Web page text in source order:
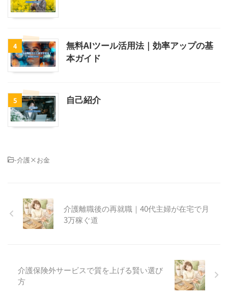
4
無料AIツール活用法｜効率アップの基
本ガイド
5 自己紹介
-介護×お金
介護離職後の再就職｜40代主婦が在宅で月
3万稼ぐ道
介護保険外サービスで質を上げる賢い選び
方